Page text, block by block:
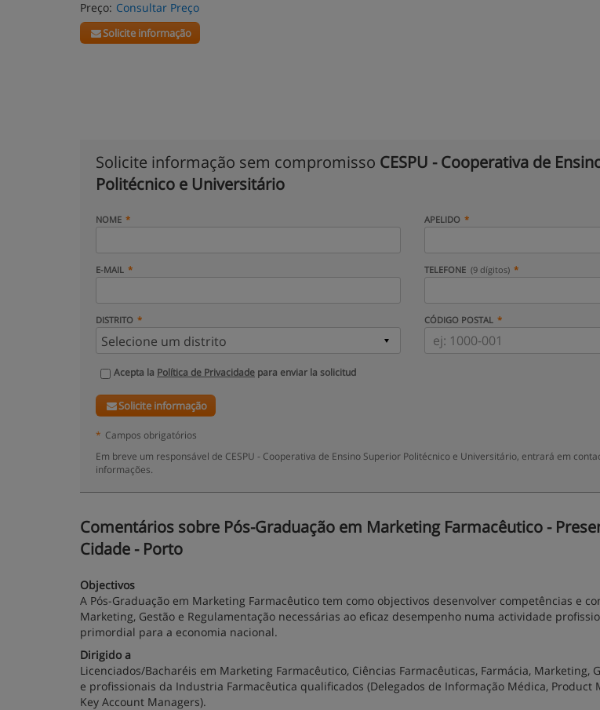
Preço: Consultar Preço
Solicite informação
Solicite informação sem compromisso CESPU - Cooperativa de
Politécnico e Universitário
NOME APELIDO
E-MAIL TELEFONE (9 dígitos)
DISTRITO CÓDIGO POSTAL
Acepta la Política de Privacidade para enviar la solicitud
Solicite informação
* Campos obrigatórios
Em breve um responsável de CESPU - Cooperativa de Ensino Superior Politécnico e Universitário, entrará em
informações.
Comentários sobre Pós-Graduação em Marketing Farmacêutico -
Cidade - Porto
Objectivos
A Pós-Graduação em Marketing Farmacêutico tem como objectivos desenvolver competências e
Marketing, Gestão e Regulamentação necessárias ao eficaz desempenho numa actividade
primordial para a economia nacional.
Dirigido a
Licenciados/Bacharéis em Marketing Farmacêutico, Ciências Farmacêuticas, Farmácia, Marketing,
e profissionais da Industria Farmacêutica qualificados (Delegados de Informação Médica, Product
Key Account Managers).